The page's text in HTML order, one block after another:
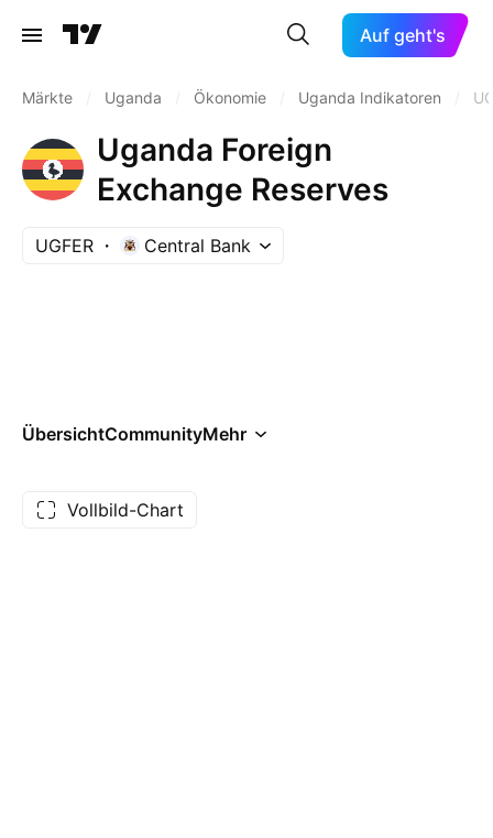
Auf geht's
Märkte Uganda Ökonomie Uganda Indikatoren
Uganda Foreign
Exchange Reserves
UGFER Central Bank
ÜbersichtCommunityMehr
Vollbild-Chart